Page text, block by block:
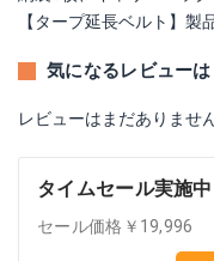
【タープ延長ベルト】
気になるレビューは
レビューはまだありませ
タイムセール実施中
セール価格￥19,996